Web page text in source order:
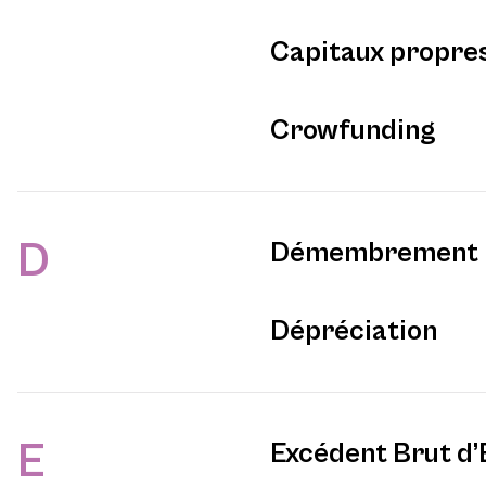
Capitaux
Crowfunding
D Démembrement
Dépréciation
E Excédent Brut